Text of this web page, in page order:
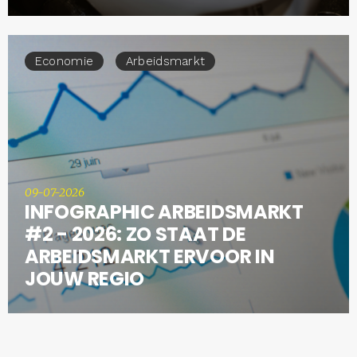
Economie Arbeidsmarkt
09-07-2026
INFOGRAPHIC ARBEIDSMARKT
#2 - 2026: ZO STAAT DE
ARBEIDSMARKT ERVOOR IN
JOUW REGIO